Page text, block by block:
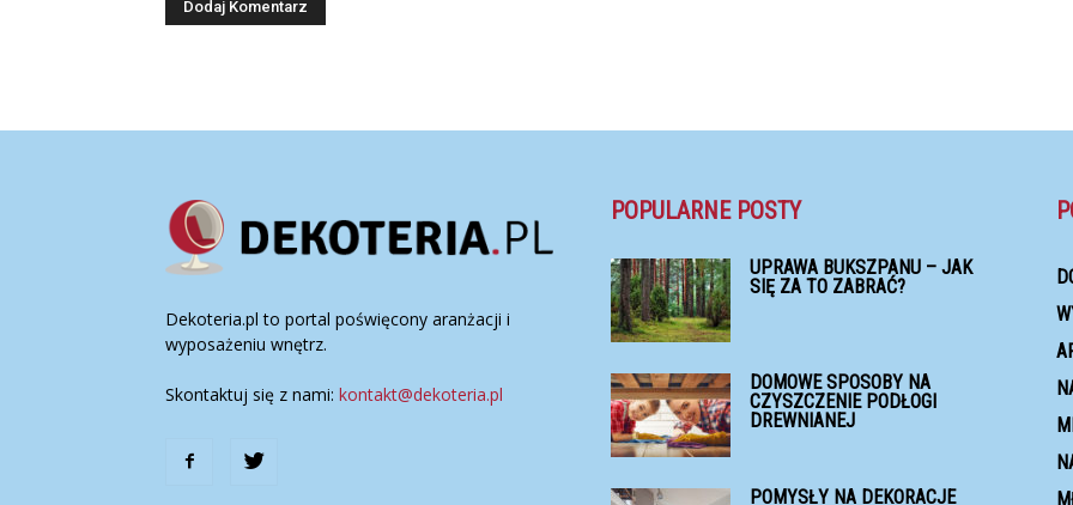
Dekoteria.pl to portal poświęcony aranżacji i
wyposażeniu wnętrz.
Skontaktuj się z nami: kontakt@dekoteria.pl
POPULARNE POSTY
UPRAWA BUKSZPANU – JAK
SIĘ ZA TO ZABRAĆ?
DOMOWE SPOSOBY NA
CZYSZCZENIE PODŁOGI
DREWNIANEJ
POMYSŁY NA DEKORACJE